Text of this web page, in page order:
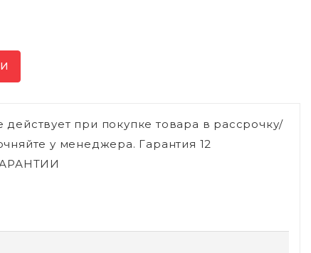
при покупке товара в рассрочку/
у менеджера. Гарантия 12